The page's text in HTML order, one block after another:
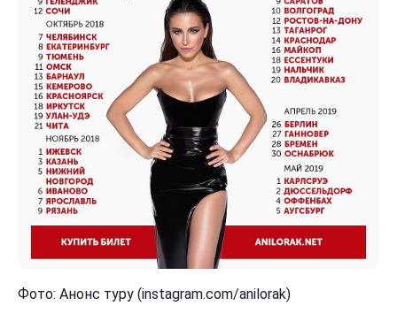
Фото: Анонс туру (instagram.com/anilorak)